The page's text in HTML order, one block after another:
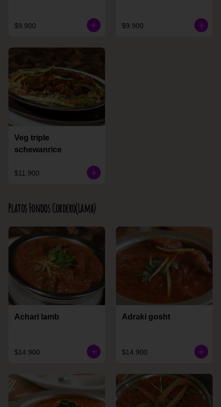
$9.900 $9.900
Veg triple
schewanrice
$11.900
Platos Fondos Cordero(Lamb)
Achari lamb
$14.900
Adraki gosht
$14.900